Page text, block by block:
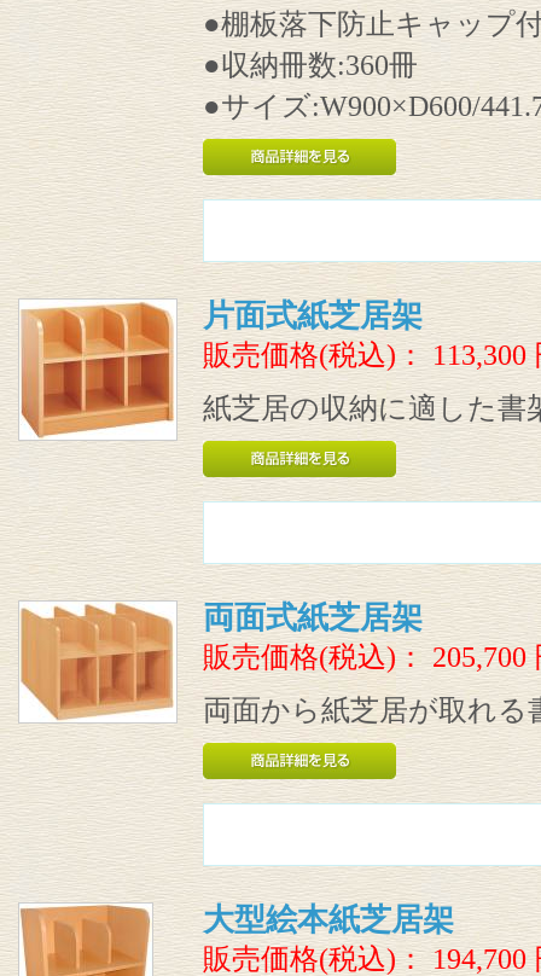
●棚板落下防止キャップ
●収納冊数:360冊
●サイズ:W900×D600/
片面式紙芝居架
販売価格(税込)：113,300
紙芝居の収納に適した書
両面式紙芝居架
販売価格(税込)：205,700
両面から紙芝居が取れる
大型絵本紙芝居架
販売価格(税込)：194,700